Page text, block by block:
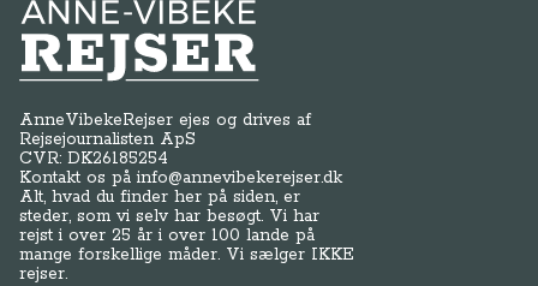
Anne-Vibeke Rejser
AnneVibekeRejser ejes og drives af
Rejsejournalisten ApS
CVR: DK26185254
Kontakt os påinfo@annevibekerejser.dk
Alt, hvad du finder her på siden, er
steder, som vi selv har besøgt. Vi har
rejst i over 25 år i over 100 lande på
mange forskellige måder. Vi sælger IKKE
rejser.